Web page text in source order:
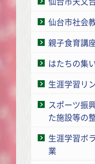
仙台市社会
親子食育講
はたちの集
生涯学習リ
スポーツ振
た施設等の
生涯学習ボ
業